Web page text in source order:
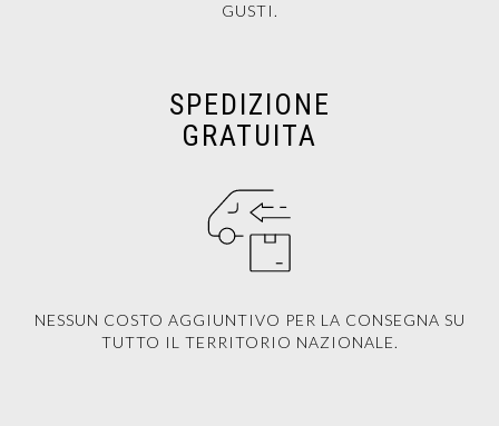
GUSTI.
SPEDIZIONE
GRATUITA
NESSUN COSTO AGGIUNTIVO PER LA CONSEGNA SU
TUTTO IL TERRITORIO NAZIONALE.